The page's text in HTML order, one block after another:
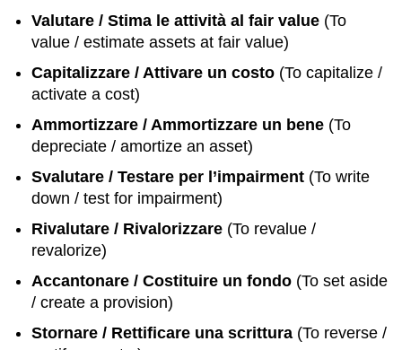
Valutare / Stima le attività al fair value (To
value / estimate assets at fair value)
Capitalizzare / Attivare un costo (To capitalize /
activate a cost)
Ammortizzare / Ammortizzare un bene (To
depreciate / amortize an asset)
Svalutare / Testare per l’impairment (To write
down / test for impairment)
Rivalutare / Rivalorizzare (To revalue /
revalorize)
Accantonare / Costituire un fondo (To set aside
/ create a provision)
Stornare / Rettificare una scrittura (To reverse /